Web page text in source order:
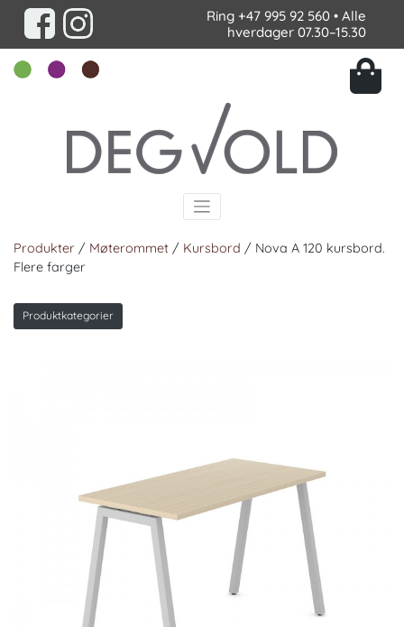
Ring +47 995 92 560 • Alle
hverdager 07.30–15.30
Produkter / Møterommet / Kursbord / Nova A 120 kursbord.
Flere farger
Produktkategorier